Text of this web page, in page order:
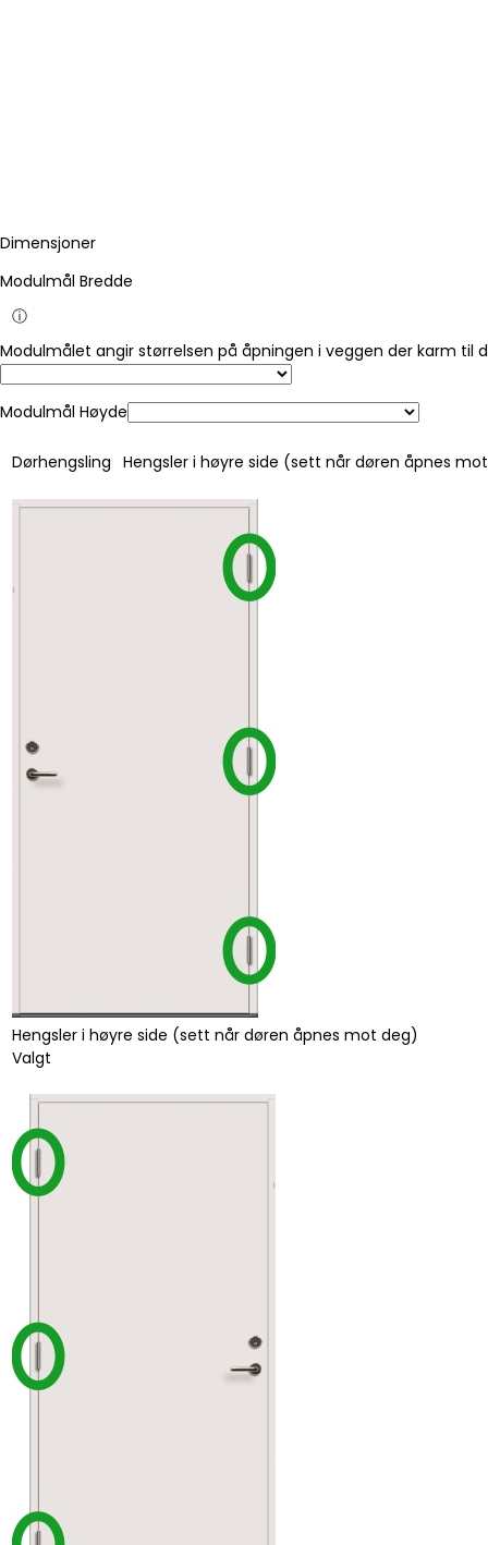
Dimensjoner
Modulmål Bredde
ⓘ
Modulmålet angir størrelsen på åpningen i veggen der karm til
Modulmål Høyde
Dørhengsling Hengsler i høyre side (sett når døren åpnes
Hengsler i høyre side (sett når døren åpnes mot deg)
Valgt